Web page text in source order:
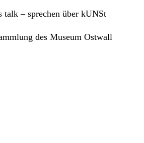
talk – sprechen über kUNSt
des Museum Ostwall